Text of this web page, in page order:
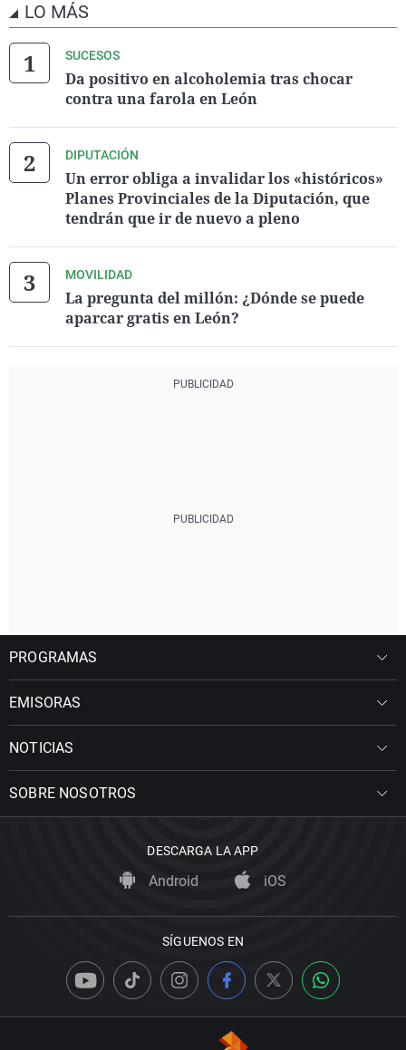
LO MÁS
SUCESOS
Da positivo en alcoholemia tras chocar
contra una farola en León
DIPUTACIÓN
Un error obliga a invalidar los «históricos»
Planes Provinciales de la Diputación, que
tendrán que ir de nuevo a pleno
MOVILIDAD
La pregunta del millón: ¿Dónde se puede
aparcar gratis en León?
PROGRAMAS
EMISORAS
NOTICIAS
SOBRE NOSOTROS
DESCARGA LA APP
Android iOS
SÍGUENOS EN